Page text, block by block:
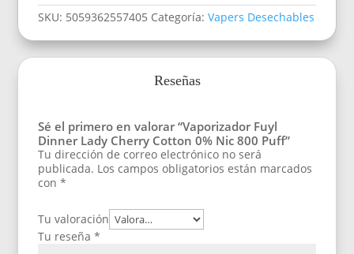
SKU: 5059362557405 Categoría:Vapers Desechables
Reseñas
Sé el primero en valorar “Vaporizador Fuyl
Dinner Lady Cherry Cotton 0% Nic 800 Puff”
Tu dirección de correo electrónico no será
publicada. Los campos obligatorios están marcados
con*
Tu valoración
Tu reseña*